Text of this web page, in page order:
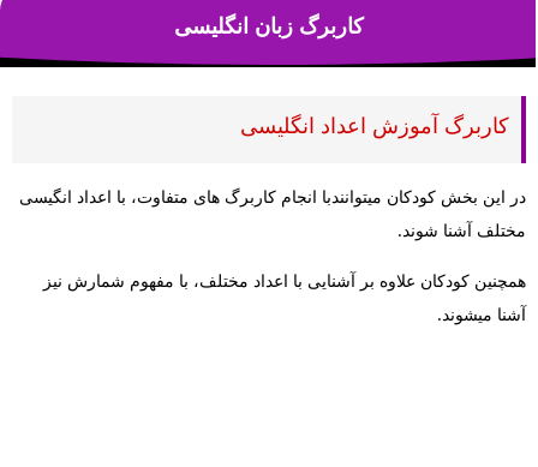
کاربرگ زبان انگلیسی
کاربرگ آموزش اعداد انگلیسی
در این بخش کودکان میتوانندبا انجام کاربرگ های متفاوت، با اعداد انگیسی
مختلف آشنا شوند.
همچنین کودکان علاوه بر آشنایی با اعداد مختلف، با مفهوم شمارش نیز
آشنا میشوند.